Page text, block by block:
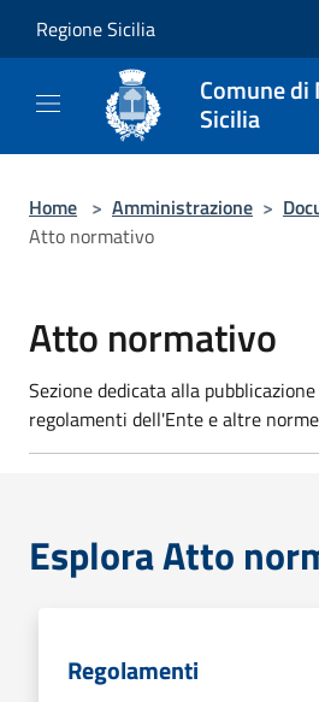
Regione Sicilia
Comune di
Sicilia
Home > Amministrazione >
Atto normativo
Atto normativo
Sezione dedicata alla
regolamenti dell'Ente e altre norme
Esplora Atto
Regolamenti